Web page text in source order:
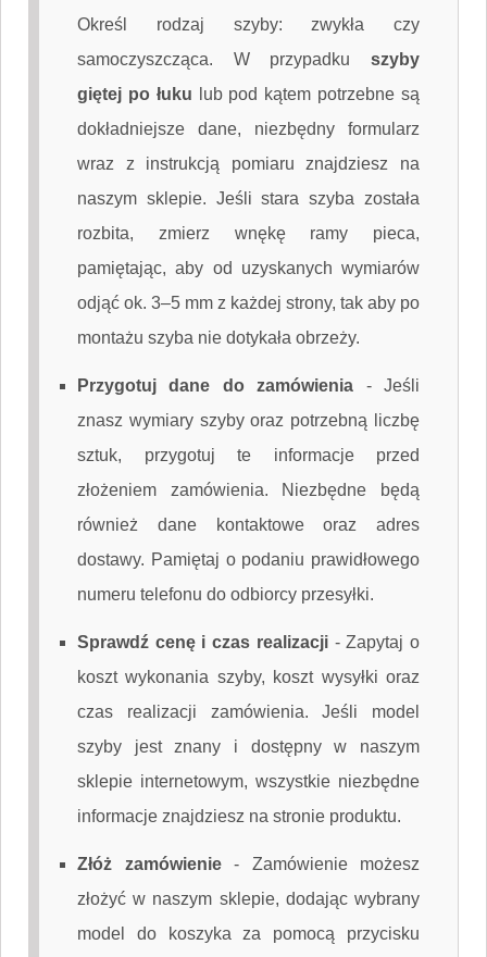
Określ rodzaj szyby: zwykła czy
samoczyszcząca. W przypadku szyby
giętej po łuku lub pod kątem potrzebne są
dokładniejsze dane, niezbędny formularz
wraz z instrukcją pomiaru znajdziesz na
naszym sklepie. Jeśli stara szyba została
rozbita, zmierz wnękę ramy pieca,
pamiętając, aby od uzyskanych wymiarów
odjąć ok. 3–5 mm z każdej strony, tak aby po
montażu szyba nie dotykała obrzeży.
Przygotuj dane do zamówienia -Jeśli
znasz wymiary szyby oraz potrzebną liczbę
sztuk, przygotuj te informacje przed
złożeniem zamówienia. Niezbędne będą
również dane kontaktowe oraz adres
dostawy. Pamiętaj o podaniu prawidłowego
numeru telefonu do odbiorcy przesyłki.
Sprawdź cenę i czas realizacji-Zapytaj o
koszt wykonania szyby, koszt wysyłki oraz
czas realizacji zamówienia. Jeśli model
szyby jest znany i dostępny w naszym
sklepie internetowym, wszystkie niezbędne
informacje znajdziesz na stronie produktu.
Złóż zamówienie- Zamówienie możesz
złożyć w naszym sklepie, dodając wybrany
model do koszyka za pomocą przycisku